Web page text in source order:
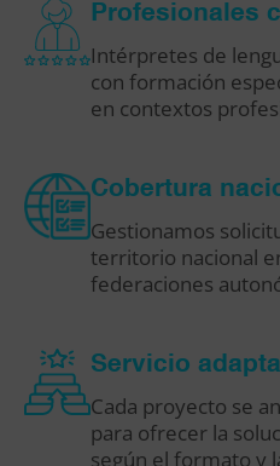
Profesionales
Intérpretes de
con formación
en contextos
Cobertura
Gestionamos
territorio nacional
federaciones
Servicio
Cada proyecto se
para ofrecer la
según el formato y